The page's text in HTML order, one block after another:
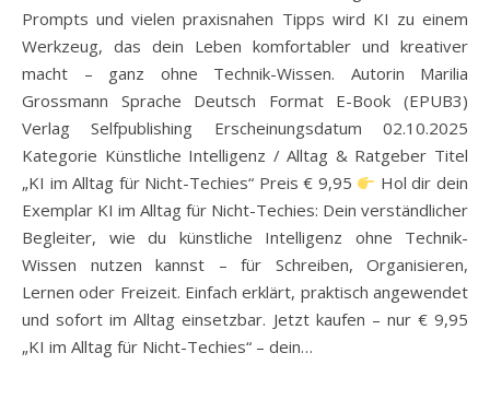
Prompts und vielen praxisnahen Tipps wird KI zu einem
Werkzeug, das dein Leben komfortabler und kreativer
macht – ganz ohne Technik-Wissen. Autorin Marilia
Grossmann Sprache Deutsch Format E-Book (EPUB3)
Verlag Selfpublishing Erscheinungsdatum 02.10.2025
Kategorie Künstliche Intelligenz / Alltag & Ratgeber Titel
„KI im Alltag für Nicht-Techies“ Preis € 9,95
Hol dir dein
Exemplar KI im Alltag für Nicht-Techies: Dein verständlicher
Begleiter, wie du künstliche Intelligenz ohne Technik-
Wissen nutzen kannst – für Schreiben, Organisieren,
Lernen oder Freizeit. Einfach erklärt, praktisch angewendet
und sofort im Alltag einsetzbar. Jetzt kaufen – nur € 9,95
„KI im Alltag für Nicht-Techies“ – dein…